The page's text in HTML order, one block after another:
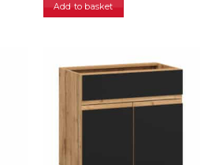
Add to basket